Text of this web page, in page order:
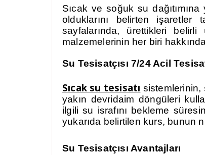
Sıcak ve soğuk su
olduklarını belirten işaretler
sayfalarında, ürettikleri
malzemelerinin her biri
Su Tesisatçısı 7/24 Acil
Sıcak su tesisatı sistemlerinin,
yakın devridaim döngüleri
ilgili su israfını bekleme
yukarıda belirtilen kurs, bunun
Su Tesisatçısı Avantajları